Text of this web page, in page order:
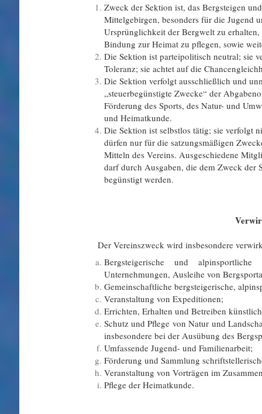
Zweck der Sektion ist, das Bergsteigen
Mittelgebirgen, besonders für die Jugend
Ursprünglichkeit der Bergwelt zu
Bindung zur Heimat zu pflegen, sowie
Die Sektion ist parteipolitisch neutral; sie
Toleranz; sie achtet auf die
Die Sektion verfolgt ausschließlich und
„steuerbegünstigte Zwecke“ der
Förderung des Sports, des Natur- und
und Heimatkunde.
Die Sektion ist selbstlos tätig; sie verfolgt
dürfen nur für die satzungsmäßigen
Mitteln des Vereins. Ausgeschiedene
darf durch Ausgaben, die dem Zweck der
begünstigt werden.
Der Vereinszweck wird insbesondere
Bergsteigerische und
Unternehmungen, Ausleihe von
Gemeinschaftliche bergsteigerische,
Veranstaltung von Expeditionen;
Errichten, Erhalten und Betreiben
Schutz und Pflege von Natur und
insbesondere bei der Ausübung des
Umfassende Jugend- und Familienarbeit;
Förderung und Sammlung
Veranstaltung von Vorträgen im
Pflege der Heimatkunde.